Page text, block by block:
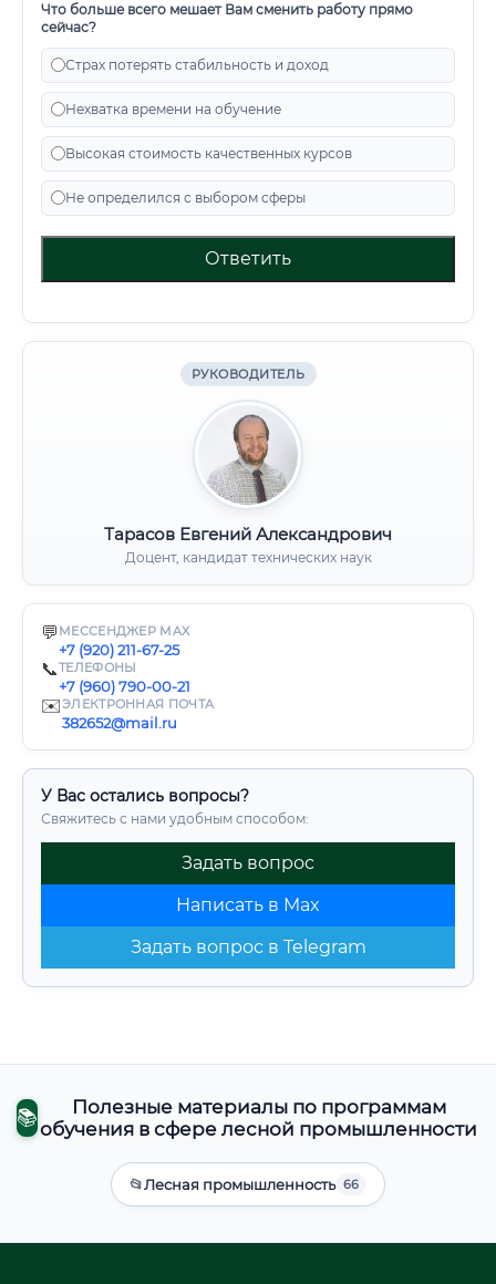
Что больше всего мешает Вам сменить работу прямо
сейчас?
Страх потерять стабильность и доход
Нехватка времени на обучение
Высокая стоимость качественных курсов
Не определился с выбором сферы
Ответить
РУКОВОДИТЕЛЬ
Тарасов Евгений Александрович
Доцент, кандидат технических наук
💬 МЕССЕНДЖЕР MAX
+7 (920) 211-67-25
📞ТЕЛЕФОНЫ
+7 (960) 790-00-21
✉️ЭЛЕКТРОННАЯ ПОЧТА
382652@mail.ru
У Вас остались вопросы?
Свяжитесь с нами удобным способом:
Задать вопрос
Написать в Max
Задать вопрос в Telegram
📚
Полезные материалы по программам
обучения в сфере лесной промышленности
📂Лесная промышленность 66